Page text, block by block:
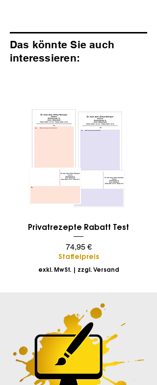
Das könnte Sie auch
interessieren:
Privatrezepte Rabatt Test
Preis
74,95 €
Staffelpreis
exkl. MwSt.| zzgl. Versand